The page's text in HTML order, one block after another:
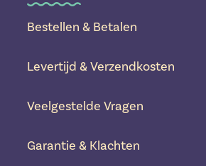
Bestellen & Betalen
Levertijd & Verzendkosten
Veelgestelde Vragen
Garantie & Klachten